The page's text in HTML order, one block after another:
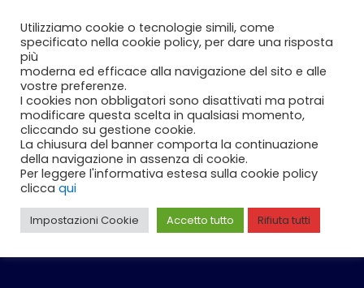
contenuto
Utilizziamo cookie o tecnologie simili, come
specificato nella cookie policy, per dare una risposta
più
moderna ed efficace alla navigazione del sito e alle
vostre preferenze.
I cookies non obbligatori sono disattivati ma potrai
modificare questa scelta in qualsiasi momento,
cliccando su gestione cookie.
La chiusura del banner comporta la continuazione
della navigazione in assenza di cookie.
Per leggere l'informativa estesa sulla cookie policy
clicca qui
Impostazioni Cookie Accetto tutto Rifiuta tutti